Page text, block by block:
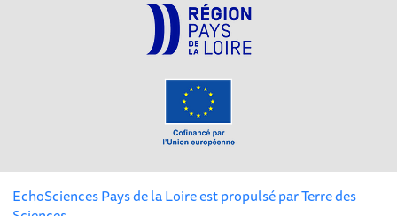
EchoSciences Pays de la Loire est propulsé parTerre des